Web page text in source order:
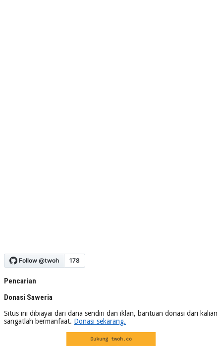
Pencarian
Donasi Saweria
Situs ini dibiayai dari dana sendiri dan iklan, bantuan donasi dari kalian
sangatlah bermanfaat. Donasi sekarang.